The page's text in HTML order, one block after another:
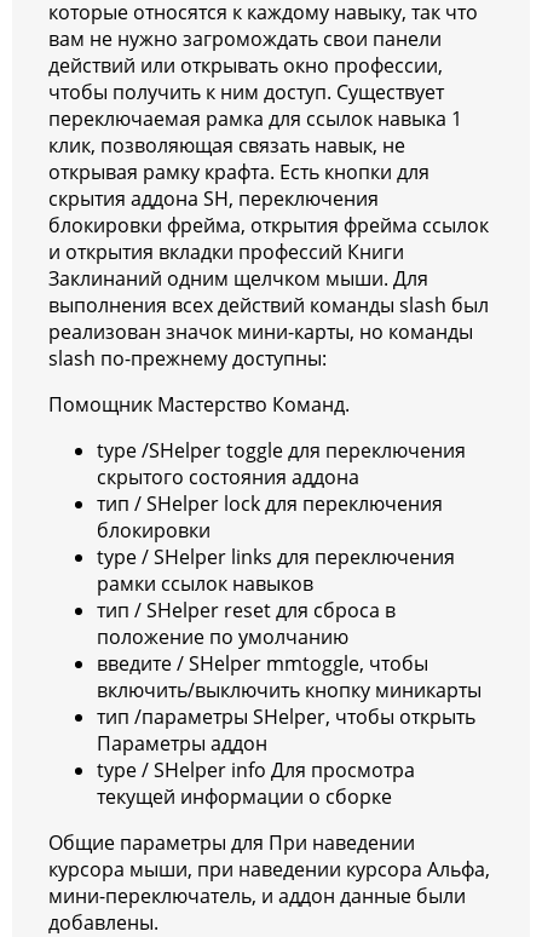
которые относятся к каждому навыку, так что
вам не нужно загромождать свои панели
действий или открывать окно профессии,
чтобы получить к ним доступ. Существует
переключаемая рамка для ссылок навыка 1
клик, позволяющая связать навык, не
открывая рамку крафта. Есть кнопки для
скрытия аддона SH, переключения
блокировки фрейма, открытия фрейма ссылок
и открытия вкладки профессий Книги
Заклинаний одним щелчком мыши. Для
выполнения всех действий команды slash был
реализован значок мини-карты, но команды
slash по-прежнему доступны:
Помощник Мастерство Команд.
type /SHelper toggle для переключения
скрытого состояния аддона
тип / SHelper lock для переключения
блокировки
type / SHelper links для переключения
рамки ссылок навыков
тип / SHelper reset для сброса в
положение по умолчанию
введите / SHelper mmtoggle, чтобы
включить/выключить кнопку миникарты
тип /параметры SHelper, чтобы открыть
Параметры аддон
type / SHelper info Для просмотра
текущей информации о сборке
Общие параметры для При наведении
курсора мыши, при наведении курсора Альфа,
мини-переключатель, и аддон данные были
добавлены.